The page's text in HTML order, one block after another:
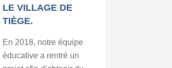
LE VILLAGE DE
TIÈGE.
En 2018, notre équipe
éducative a rentré un